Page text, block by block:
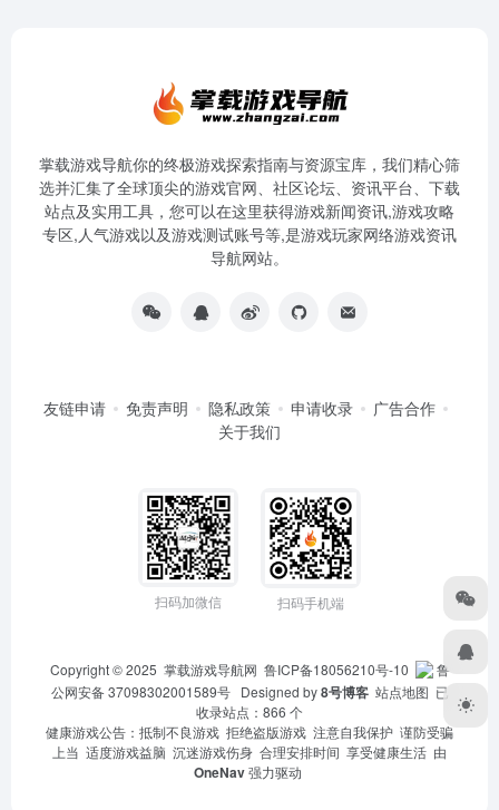
掌载游戏导航你的终极游戏探索指南与资源宝库，我们精心筛
选并汇集了全球顶尖的游戏官网、社区论坛、资讯平台、下载
站点及实用工具，您可以在这里获得游戏新闻资讯,游戏攻略
专区,人气游戏以及游戏测试账号等,是游戏玩家网络游戏资讯
导航网站。
友链申请 免责声明 隐私政策 申请收录
广告合作
关于我们
扫码加微信 扫码手机端
Copyright © 2025 掌载游戏导航网 鲁ICP备18056210号-10
鲁
公网安备 37098302001589号Designed by8号博客 站点地图 已
收录站点：866 个
健康游戏公告：抵制不良游戏 拒绝盗版游戏 注意自我保护 谨防受骗
上当 适度游戏益脑 沉迷游戏伤身 合理安排时间 享受健康生活 由
OneNav强力驱动